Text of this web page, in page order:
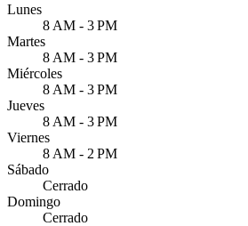
Lunes
8 AM - 3 PM
Martes
8 AM - 3 PM
Miércoles
8 AM - 3 PM
Jueves
8 AM - 3 PM
Viernes
8 AM - 2 PM
Sábado
Cerrado
Domingo
Cerrado